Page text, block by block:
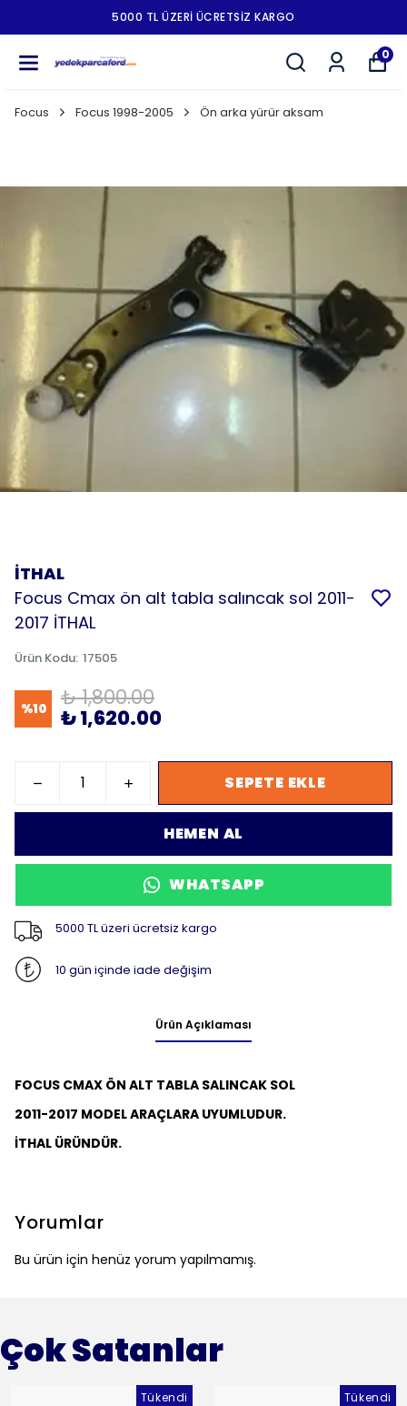
5000 TL ÜZERI ÜCRETSIZ KARGO
0
Focus Focus 1998-2005 Ön arka yürür aksam
İTHAL
Focus Cmax ön alt tabla salıncak sol 2011-
2017 İTHAL
Ürün Kodu: 17505
%10 ₺ 1,800.00
₺ 1,620.00
SEPETE EKLE
HEMEN AL
WHATSAPP
5000 TL üzeri ücretsiz kargo
10 gün içinde iade değişim
Ürün Açıklaması
FOCUS CMAX ÖN ALT TABLA SALINCAK SOL
2011-2017 MODEL ARAÇLARA UYUMLUDUR.
İTHAL ÜRÜNDÜR.
Yorumlar
Bu ürün için henüz yorum yapılmamış.
Çok Satanlar
Tükendi Tükendi